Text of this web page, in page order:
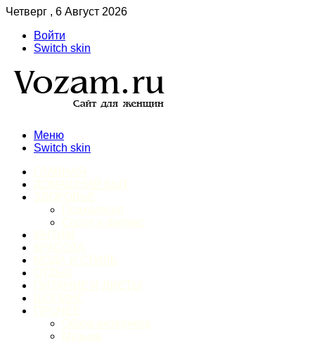
Четверг , 6 Август 2026
Войти
Switch skin
Меню
Switch skin